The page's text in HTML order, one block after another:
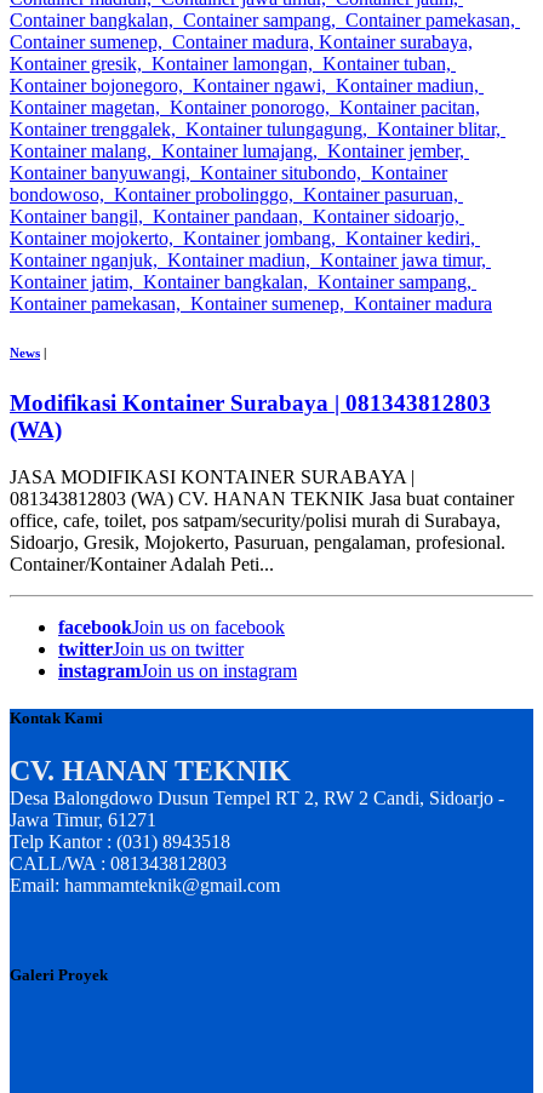
News
Modifikasi Kontainer Surabaya | 081343812803
(WA)
JASA MODIFIKASI KONTAINER SURABAYA |
081343812803 (WA) CV. HANAN TEKNIK Jasa buat container
office, cafe, toilet, pos satpam/security/polisi murah di Surabaya,
Sidoarjo, Gresik, Mojokerto, Pasuruan, pengalaman, profesional.
Container/Kontainer Adalah Peti...
facebookJoin us on facebook
twitterJoin us on twitter
instagramJoin us on instagram
Kontak Kami
CV. HANAN TEKNIK
Desa Balongdowo Dusun Tempel RT 2, RW 2 Candi, Sidoarjo -
Jawa Timur, 61271
Telp Kantor : (031) 8943518
CALL/WA : 081343812803
Email: hammamteknik@gmail.com
Galeri Proyek